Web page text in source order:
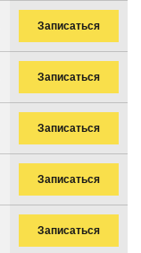
Записаться
Записаться
Записаться
Записаться
Записаться